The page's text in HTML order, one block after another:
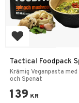
Lägg till i favoriter
Tactical Foodpack
Mushroom Pasta
Krämig Veganpasta med
och Spenat
139 KR